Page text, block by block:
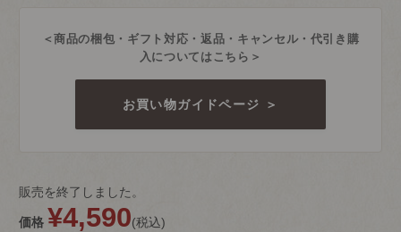
＜商品の梱包・ギフト対応・返品・キャンセル・代引き購
入についてはこちら＞
お買い物ガイドページ ＞
販売を終了しました。
価格 ¥4,590 税込